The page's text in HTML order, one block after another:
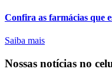
Confira as farmácias que
Saiba mais
Nossas notícias no